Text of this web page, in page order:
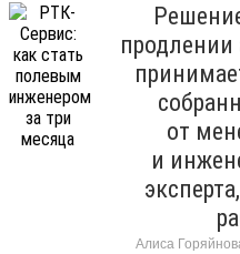
продлении
от
и
Алиса